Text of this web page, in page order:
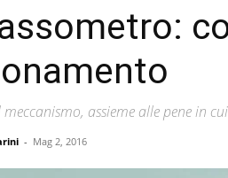
assieme alle pene in
- Mag 2, 2016